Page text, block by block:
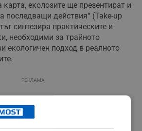
еколозите ще презентират и
последващи действия“ (Take-up
синтезира практическите и
необходими за трайното
екологичен подход в реалното
РЕКЛАМА